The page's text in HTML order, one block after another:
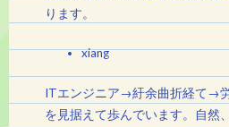
ります。
xiang
ITエンジニア→紆余曲折経て→
を見据えて歩んでいます。自然